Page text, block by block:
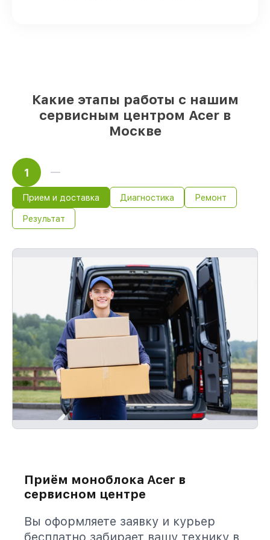
Какие этапы работы с нашим
сервисным центром Acer в
Москве
1
Прием и доставка Диагностика Ремонт
Результат
Приём моноблока Acer в
сервисном центре
Вы оформляете заявку и курьер
бесплатно забирает вашу технику в